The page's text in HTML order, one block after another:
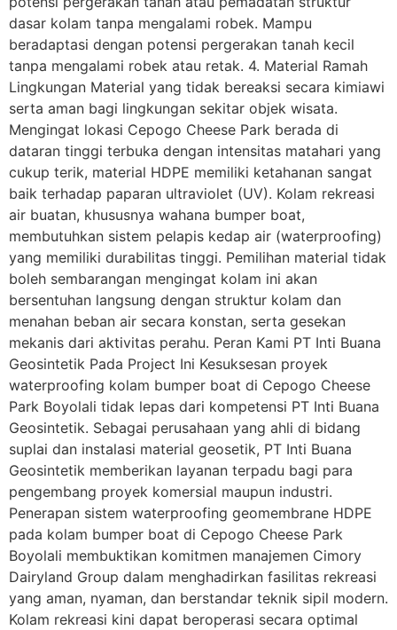
dasar kolam tanpa mengalami robek. Mampu
beradaptasi dengan potensi pergerakan tanah kecil
tanpa mengalami robek atau retak. 4. Material Ramah
Lingkungan Material yang tidak bereaksi secara kimiawi
serta aman bagi lingkungan sekitar objek wisata.
Mengingat lokasi Cepogo Cheese Park berada di
dataran tinggi terbuka dengan intensitas matahari yang
cukup terik, material HDPE memiliki ketahanan sangat
baik terhadap paparan ultraviolet (UV). Kolam rekreasi
air buatan, khususnya wahana bumper boat,
membutuhkan sistem pelapis kedap air (waterproofing)
yang memiliki durabilitas tinggi. Pemilihan material tidak
boleh sembarangan mengingat kolam ini akan
bersentuhan langsung dengan struktur kolam dan
menahan beban air secara konstan, serta gesekan
mekanis dari aktivitas perahu. Peran Kami PT Inti Buana
Geosintetik Pada Project Ini Kesuksesan proyek
waterproofing kolam bumper boat di Cepogo Cheese
Park Boyolali tidak lepas dari kompetensi PT Inti Buana
Geosintetik. Sebagai perusahaan yang ahli di bidang
suplai dan instalasi material geosetik, PT Inti Buana
Geosintetik memberikan layanan terpadu bagi para
pengembang proyek komersial maupun industri.
Penerapan sistem waterproofing geomembrane HDPE
pada kolam bumper boat di Cepogo Cheese Park
Boyolali membuktikan komitmen manajemen Cimory
Dairyland Group dalam menghadirkan fasilitas rekreasi
yang aman, nyaman, dan berstandar teknik sipil modern.
Kolam rekreasi kini dapat beroperasi secara optimal